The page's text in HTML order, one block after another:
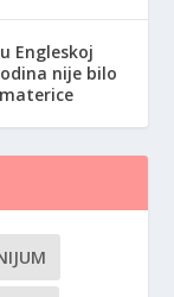
Engleskoj
nije bilo